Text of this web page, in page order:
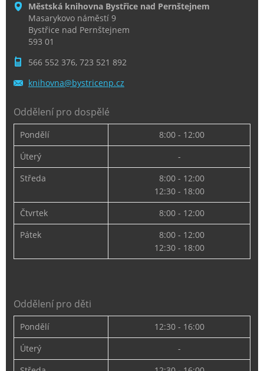
Městská knihovna Bystřice nad Pernštejnem
Masarykovo náměstí 9
Bystřice nad Pernštejnem
593 01
566 552 376, 723 521 892
knihovna@bystricenp.cz
Oddělení pro dospělé
Pondělí
8:00 - 12:00
Úterý
-
Středa
8:00 - 12:00
12:30 - 18:00
Čtvrtek
8:00 - 12:00
Pátek
8:00 - 12:00
12:30 - 18:00
Oddělení pro děti
Pondělí
12:30 - 16:00
Úterý
-